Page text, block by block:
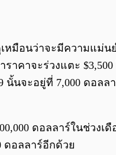
มือนว่าจะมีความแม่น
าคาจะร่วงแตะ
นั้นจะอยู่ที่ 7,000 ดอ
ดอลลาร์ในช่วงเ
ดอลลาร์อีกด้วย